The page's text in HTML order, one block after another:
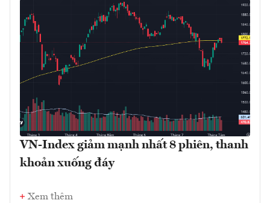
VN-Index giảm mạnh nhất 8 phiên, thanh
khoản xuống đáy
Xem thêm